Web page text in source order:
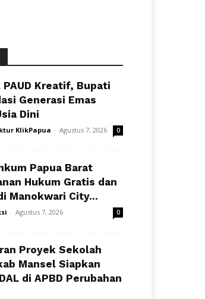
Kreatif, Bupati
Generasi Emas
Dini
KlikPapua - Agustus 7, 2026 0
Papua Barat
Hukum Gratis dan
Manokwari City...
- Agustus 7, 2026 0
Proyek Sekolah
Mansel Siapkan
di APBD Perubahan